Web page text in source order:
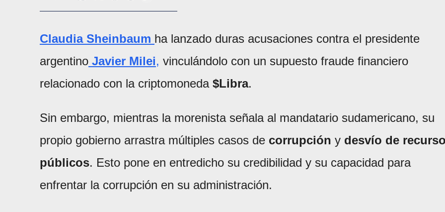
Claudia Sheinbaum ha lanzado duras acusaciones contra el presidente
argentino Javier Milei, vinculándolo con un supuesto fraude financiero
relacionado con la criptomoneda $Libra.
Sin embargo, mientras la morenista señala al mandatario sudamericano, su
propio gobierno arrastra múltiples casos de corrupción y desvío de
públicos. Esto pone en entredicho su credibilidad y su capacidad para
enfrentar la corrupción en su administración.